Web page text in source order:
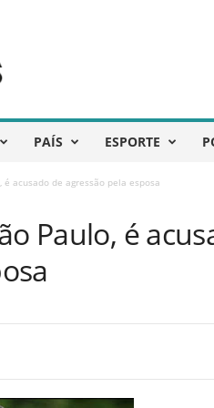
PAÍS ESPORTE
é acusado de agressão pela esposa
Paulo, é